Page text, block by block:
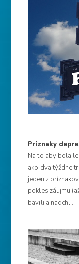
Príznaky
Na to aby bola
ako dva týždne
jeden z
pokles záujmu
bavili a nadchli.